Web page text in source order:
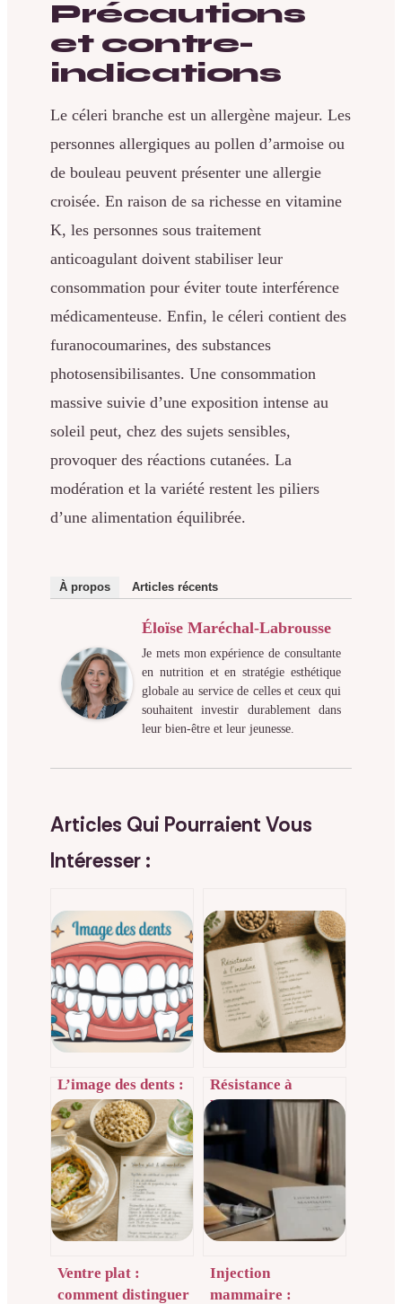
Précautions
et contre-
indications
Le céleri branche est un allergène majeur. Les
personnes allergiques au pollen d’armoise ou
de bouleau peuvent présenter une allergie
croisée. En raison de sa richesse en vitamine
K, les personnes sous traitement
anticoagulant doivent stabiliser leur
consommation pour éviter toute interférence
médicamenteuse. Enfin, le céleri contient des
furanocoumarines, des substances
photosensibilisantes. Une consommation
massive suivie d’une exposition intense au
soleil peut, chez des sujets sensibles,
provoquer des réactions cutanées. La
modération et la variété restent les piliers
d’une alimentation équilibrée.
À propos Articles récents
Éloïse Maréchal-Labrousse
Je mets mon expérience de consultante
en nutrition et en stratégie esthétique
globale au service de celles et ceux qui
souhaitent investir durablement dans
leur bien-être et leur jeunesse.
Articles Qui Pourraient Vous
Intéresser :
L’image des dents :
comment
l’améliorer
vraiment et
durablement
Résistance à
l’insuline : 3 leviers
métaboliques pour
débloquer votre
perte de poids
Ventre plat :
comment distinguer
Injection
mammaire :